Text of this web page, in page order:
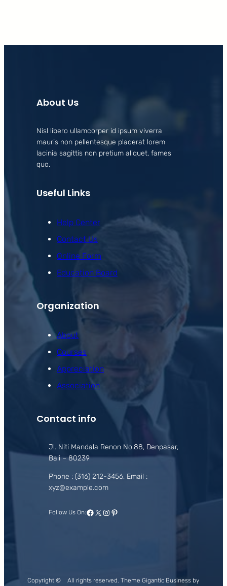
About Us
Nisl libero ullamcorper id ipsum viverra
mauris non pellentesque placerat lorem
lacinia sagittis non pretium aliquet, fames
quo.
Useful Links
Help Center
Contact Us
Online Form
Education Board
Organization
About
Courses
Appreciation
Association
Contact info
Jl. Niti Mandala Renon No.88, Denpasar,
Bali – 80239
Phone : (316) 212-3456, Email :
xyz@example.com
Follow Us On:Facebook
X Instagram
Pinterest
Copyright © All rights reserved. Theme Gigantic Business by